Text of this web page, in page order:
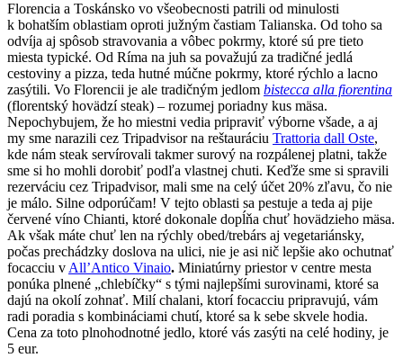
Florencia a Toskánsko vo všeobecnosti patrili od minulosti
k bohatším oblastiam oproti južným častiam Talianska. Od toho sa
odvíja aj spôsob stravovania a vôbec pokrmy, ktoré sú pre tieto
miesta typické. Od Ríma na juh sa považujú za tradičné jedlá
cestoviny a pizza, teda hutné múčne pokrmy, ktoré rýchlo a lacno
zasýtili. Vo Florencii je ale tradičným jedlom bistecca alla fiorentina
(florentský hovädzí steak) – rozumej poriadny kus mäsa.
Nepochybujem, že ho miestni vedia pripraviť výborne všade, a aj
my sme narazili cez Tripadvisor na reštauráciu Trattoria dall Oste,
kde nám steak servírovali takmer surový na rozpálenej platni, takže
sme si ho mohli dorobiť podľa vlastnej chuti. Keďže sme si spravili
rezerváciu cez Tripadvisor, mali sme na celý účet 20% zľavu, čo nie
je málo. Silne odporúčam! V tejto oblasti sa pestuje a teda aj pije
červené víno Chianti, ktoré dokonale dopĺňa chuť hovädzieho mäsa.
Ak však máte chuť len na rýchly obed/trebárs aj vegetariánsky,
počas prechádzky doslova na ulici, nie je asi nič lepšie ako ochutnať
focacciu vAll’Antico Vinaio. Miniatúrny priestor v centre mesta
ponúka plnené „chlebíčky“ s tými najlepšími surovinami, ktoré sa
dajú na okolí zohnať. Milí chalani, ktorí focacciu pripravujú, vám
radi poradia s kombináciami chutí, ktoré sa k sebe skvele hodia.
Cena za toto plnohodnotné jedlo, ktoré vás zasýti na celé hodiny, je
5 eur.